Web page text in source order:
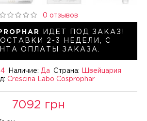
ИДЕТ ПОД ЗАКАЗ!
2-3 НЕДЕЛИ, С
ОПЛАТЫ ЗАКАЗА.
Наличие: Да Страна:
Швейцария
Crescina Labo Cosprophar
0 отзывов
7092 грн